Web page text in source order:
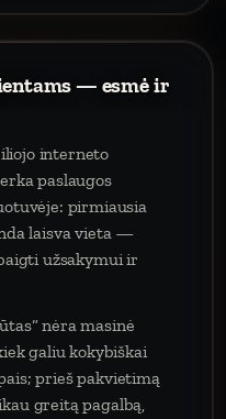
— esmė ir
interneto
paslaugos
pirmiausia
laisva vieta —
užsakymui ir
nėra masinė
galiu kokybiškai
prieš pakvietimą
greitą pagalbą,